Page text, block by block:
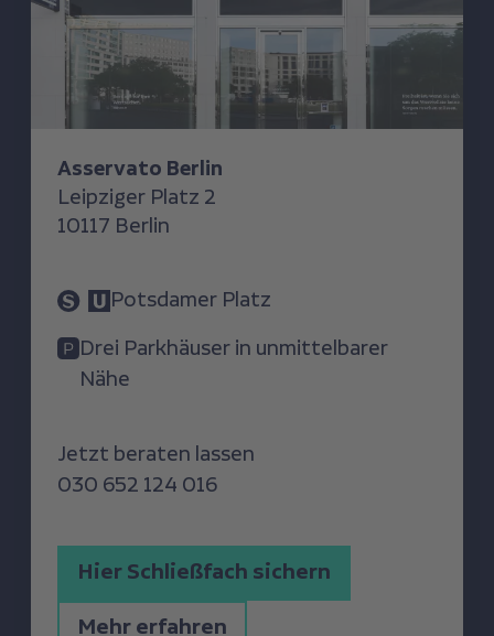
Asservato Berlin
Leipziger Platz 2
10117 Berlin
Potsdamer Platz
Drei Parkhäuser in unmittelbarer
Nähe
Jetzt beraten lassen
030 652 124 016
Hier Schließfach sichern
Mehr erfahren